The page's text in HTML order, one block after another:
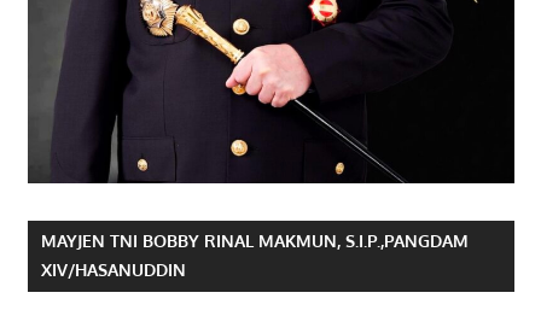
MAYJEN TNI BOBBY RINAL MAKMUN, S.I.P.,PANGDAM
XIV/HASANUDDIN